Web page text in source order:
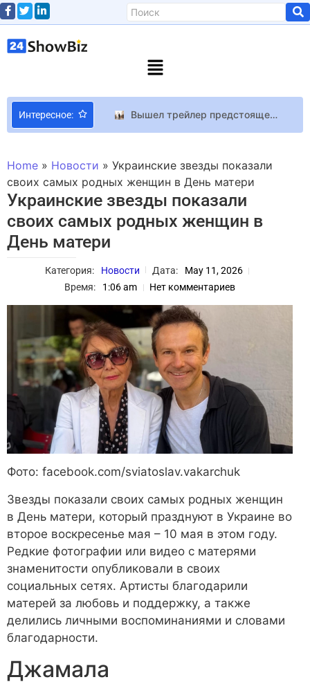
Интересное:
Вышел трейлер предстоящего документального фильма от Netflix “Sly” о жизни и карьере Сильвестра Сталлоне
Отдохнуть и вдохновиться! Куда сходить в Киеве в апреле — культурный дайджест от Вікон
Home » Новости » Украинские звезды показали
своих самых родных женщин в День матери
Украинские звезды показали
своих самых родных женщин в
День матери
Категория: Новости Дата:
May 11, 2026
Время:
1:06 am Нет комментариев
Фото: facebook.com/sviatoslav.vakarchuk
Звезды показали своих самых родных женщин
в День матери, который празднуют в Украине во
второе воскресенье мая – 10 мая в этом году.
Редкие фотографии или видео с матерями
знаменитости опубликовали в своих
социальных сетях. Артисты благодарили
матерей за любовь и поддержку, а также
делились личными воспоминаниями и словами
благодарности.
Джамала